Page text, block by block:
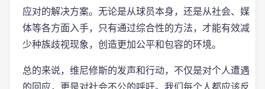
应对的解决方案。无论是从球员本身，还是从社会、媒
体等各方面入手，只有通过综合性的方法，才能有效减
少种族歧视现象，创造更加公平和包容的环境。
总的来说，维尼修斯的发声和行动，不仅是对个人遭遇